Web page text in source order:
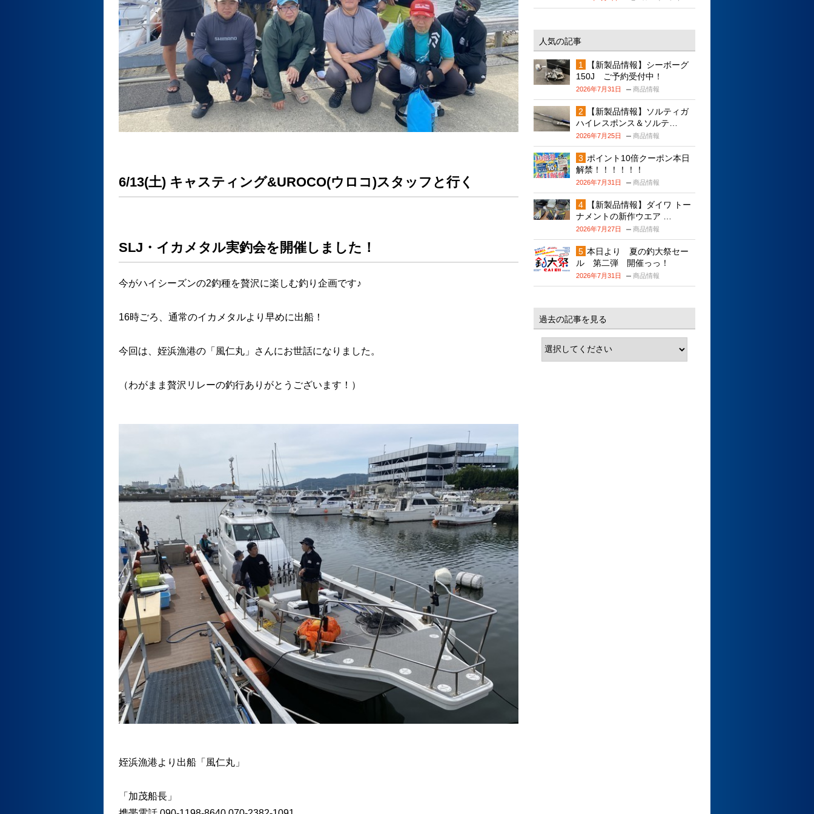
6/13(土) キャスティング&UROCO(ウロコ)スタッフと行く
SLJ・イカメタル実釣会を開催しました！
今がハイシーズンの2釣種を贅沢に楽しむ釣り企画です♪
16時ごろ、通常のイカメタルより早めに出船！
今回は、姪浜漁港の「風仁丸」さんにお世話になりました。
（わがまま贅沢リレーの釣行ありがとうございます！）
姪浜漁港より出船「風仁丸」
「加茂船長」
人気の記事
【新製品情報】シーボーグ
150J ご予約受付中！
2026年7月31日 商品情報
【新製品情報】ソルティガ
ハイレスポンス＆ソルテ…
2026年7月25日 商品情報
ポイント10倍クーポン本日
解禁！！！！！！
2026年7月31日 商品情報
【新製品情報】ダイワ トー
ナメントの新作ウエア …
2026年7月27日 商品情報
本日より 夏の釣大祭セー
ル 第二弾 開催っっ！
2026年7月31日 商品情報
過去の記事を見る